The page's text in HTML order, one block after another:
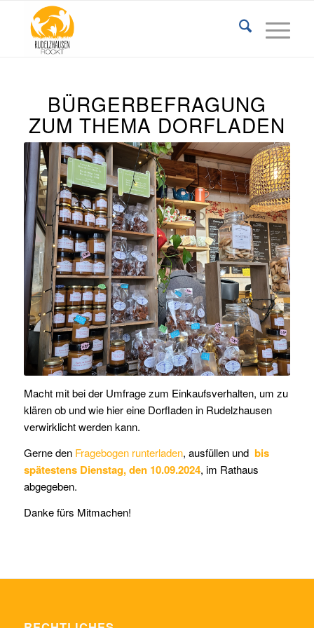
BÜRGERBEFRAGUNG
ZUM THEMA DORFLADEN
Macht mit bei der Umfrage zum Einkaufsverhalten, um zu
klären ob und wie hier eine Dorfladen in Rudelzhausen
verwirklicht werden kann.
Gerne den Fragebogen runterladen, ausfüllen und bis
spätestens Dienstag, den 10.09.2024, im Rathaus
abgegeben.
Danke fürs Mitmachen!